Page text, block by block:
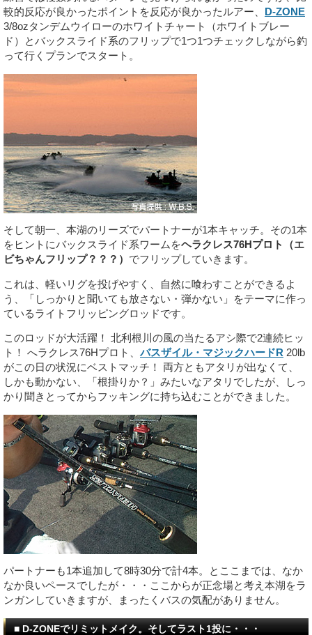
較的反応が良かったポイントを反応が良かったルアー、
D-ZONE
3/8ozタンデムウイローのホワイトチャート（ホワイトブレー
ド）とバックスライド系のフリップで1つ1つチェックしながら釣
って行くプランでスタート。
そして朝一、本湖のリーズでパートナーが1本キャッチ。その1本
をヒントにバックスライド系ワームをヘラクレス76Hプロト（エ
ビちゃんフリップ？？？） でフリップしていきます。
これは、軽いリグを投げやすく、自然に喰わすことができるよ
う、「しっかりと聞いても放さない・弾かない」をテーマに作っ
ているライトフリッピングロッドです。
このロッドが大活躍！ 北利根川の風の当たるアシ際で2連続ヒッ
ト！ へラクレス76Hプロト、 バスザイル・マジックハードR 20lb
がこの日の状況にベストマッチ！ 両方ともアタリが出なくて、
しかも動かない、「根掛りか？」みたいなアタリでしたが、しっ
かり聞きとってからフッキングに持ち込むことができました。
パートナーも1本追加して8時30分で計4本。とここまでは、なか
なか良いペースでしたが・・・ここからが正念場と考え本湖をラ
ンガンしていきますが、まったくバスの気配がありません。
■ D-ZONEでリミットメイク。そしてラスト1投に・・・